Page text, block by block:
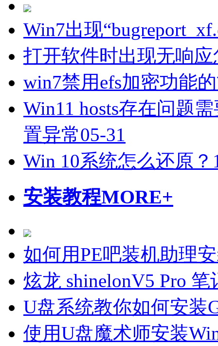
Win7出现
打开软件时出现无响
win7禁用efs加密功能
Win11 hosts存在问题
置异常05-31
Win 10系统怎么还原？
安装教程MORE+
如何用PE吧装机助理
炫龙 shinelonV5 Pro
U盘系统教你如何安装
使用U盘魔术师安装